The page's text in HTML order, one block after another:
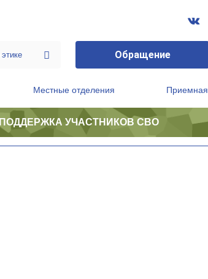
Обращение
Местные отделения Приемная
ПОДДЕРЖКА УЧАСТНИКОВ СВО